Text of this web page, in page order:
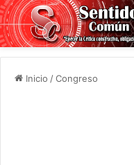
Inicio /Congreso